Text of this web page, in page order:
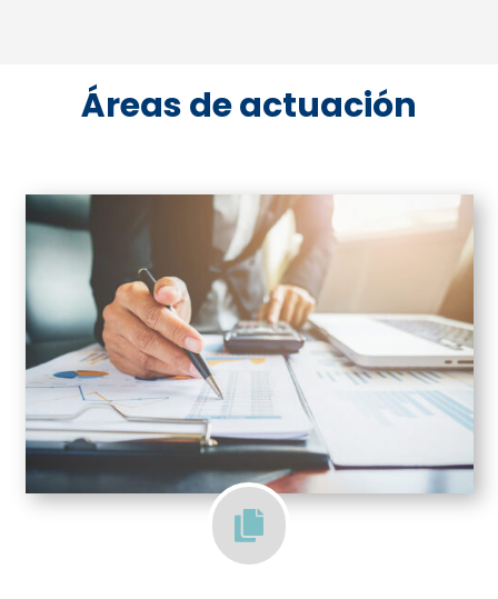
Áreas de actuación
